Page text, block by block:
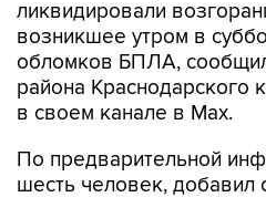
ликвидировали
возникшее утром в
обломков БПЛА,
района Краснодарского
в своем канале в Max.
По предварительной
шесть человек, добавил